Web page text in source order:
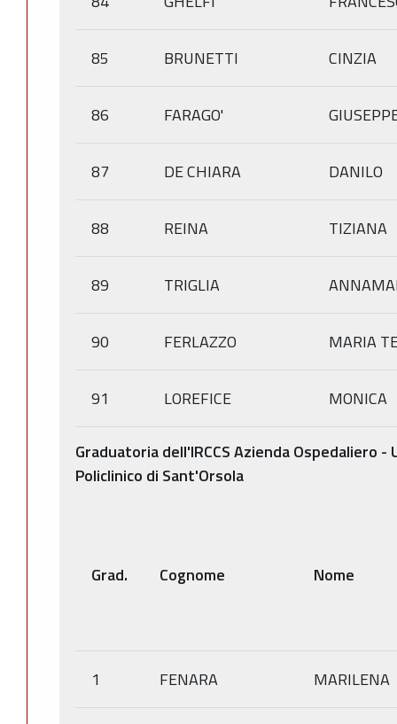
85 BRUNETTI CINZIA
86 FARAGO'
87 DE CHIARA DANILO
88 REINA TIZIANA
89 TRIGLIA
90 FERLAZZO MARIA
91 LOREFICE MONICA
Graduatoria dell'IRCCS Azienda Ospedaliero
Policlinico di Sant'Orsola
Grad. Cognome Nome
1 FENARA MARILENA